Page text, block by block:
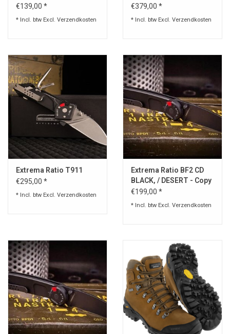
SCHOENEN Zwart
€139,00 *
* Incl. btw Excl. Verzendkosten
€379,00 *
* Incl. btw Excl. Verzendkosten
Extrema Ratio T911
€295,00 *
* Incl. btw Excl. Verzendkosten
Extrema Ratio BF2 CD
BLACK, / DESERT - Copy
€199,00 *
* Incl. btw Excl. Verzendkosten